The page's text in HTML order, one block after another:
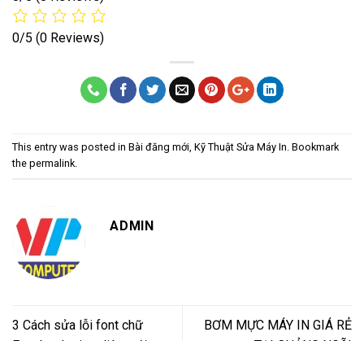
0/5 (0 Reviews)
This entry was posted in Bài đăng mới, Kỹ Thuật Sửa Máy In. Bookmark
the permalink.
ADMIN
3 Cách sửa lỗi font chữ
BƠM MỰC MÁY IN GIÁ RẺ